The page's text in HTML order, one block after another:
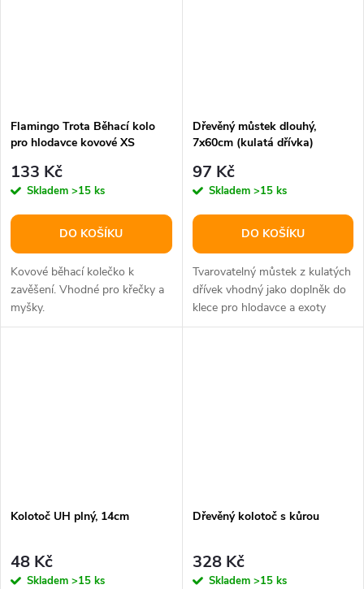
Flamingo Trota Běhací kolo
pro hlodavce kovové XS
133 Kč
Skladem >15 ks
DO KOŠÍKU
Kovové běhací kolečko k
zavěšení. Vhodné pro křečky a
myšky.
Dřevěný můstek dlouhý,
7x60cm (kulatá dřívka)
97 Kč
Skladem >15 ks
DO KOŠÍKU
Tvarovatelný můstek z kulatých
dřívek vhodný jako doplněk do
klece pro hlodavce a exoty
(prolézačky a úkryt,...
Kolotoč UH plný, 14cm
48 Kč
Skladem >15 ks
Dřevěný kolotoč s kůrou
328 Kč
Skladem >15 ks